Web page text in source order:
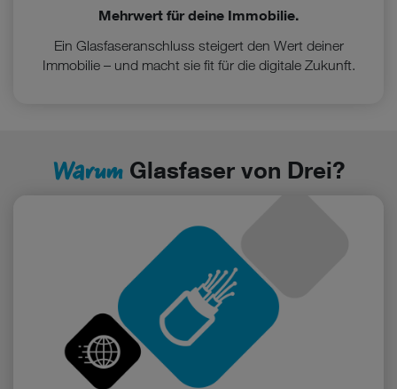
Mehrwert für deine Immobilie.
Ein Glasfaseranschluss steigert den Wert deiner
Immobilie – und macht sie fit für die digitale Zukunft.
Warum Glasfaser von Drei?